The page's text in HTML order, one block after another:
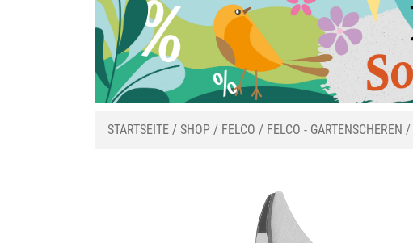
STARTSEITE / SHOP / FELCO / FELCO - GARTENSCHEREN /